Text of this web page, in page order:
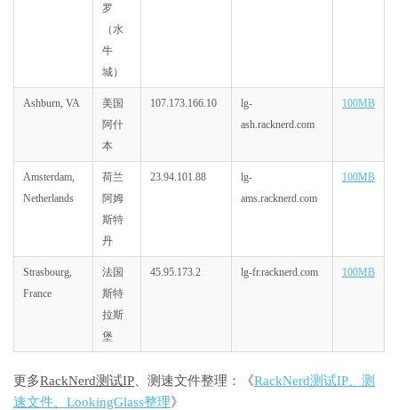
罗
（水
牛
城）
Ashburn, VA
美国
阿什
本
107.173.166.10
lg-
ash.racknerd.com
100MB
Amsterdam,
Netherlands
荷兰
阿姆
斯特
丹
23.94.101.88
lg-
ams.racknerd.com
100MB
Strasbourg,
France
法国
斯特
拉斯
堡
45.95.173.2 lg-fr.racknerd.com 100MB
更多RackNerd测试IP 、测速文件整理：《RackNerd测试IP、测
速文件、LookingGlass整理》